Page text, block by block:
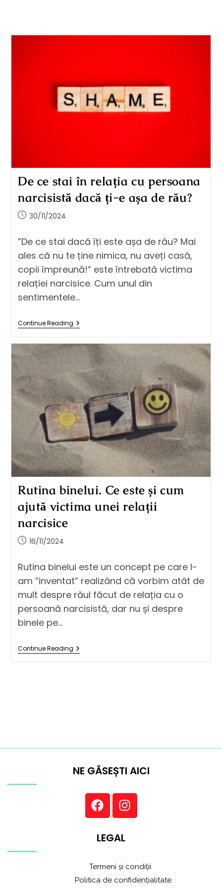
De ce stai în relația cu persoana
narcisistă dacă ți-e așa de rău?
30/11/2024
”De ce stai dacă îți este așa de rău? Mai
ales că nu te ține nimica, nu aveți casă,
copii împreună!” este întrebată victima
relației narcisice. Cum unul din
sentimentele…
Continue Reading
Rutina binelui. Ce este și cum
ajută victima unei relații
narcisice
16/11/2024
Rutina binelui este un concept pe care l-
am ”inventat” realizând că vorbim atât de
mult despre răul făcut de relația cu o
persoană narcisistă, dar nu și despre
binele pe…
Continue Reading
LEGAL
Termeni și condiții
Politica de confidențialitate
NE GĂSEȘTI AICI